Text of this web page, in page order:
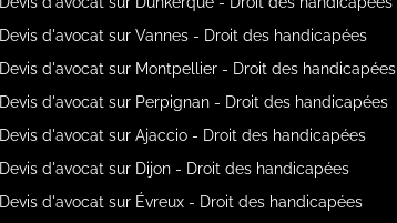
Devis d'avocat sur Vannes - Droit des handicapées
Devis d'avocat sur Montpellier - Droit des handicapées
Devis d'avocat sur Perpignan - Droit des handicapées
Devis d'avocat sur Ajaccio - Droit des handicapées
Devis d'avocat sur Dijon - Droit des handicapées
Devis d'avocat sur Évreux - Droit des handicapées